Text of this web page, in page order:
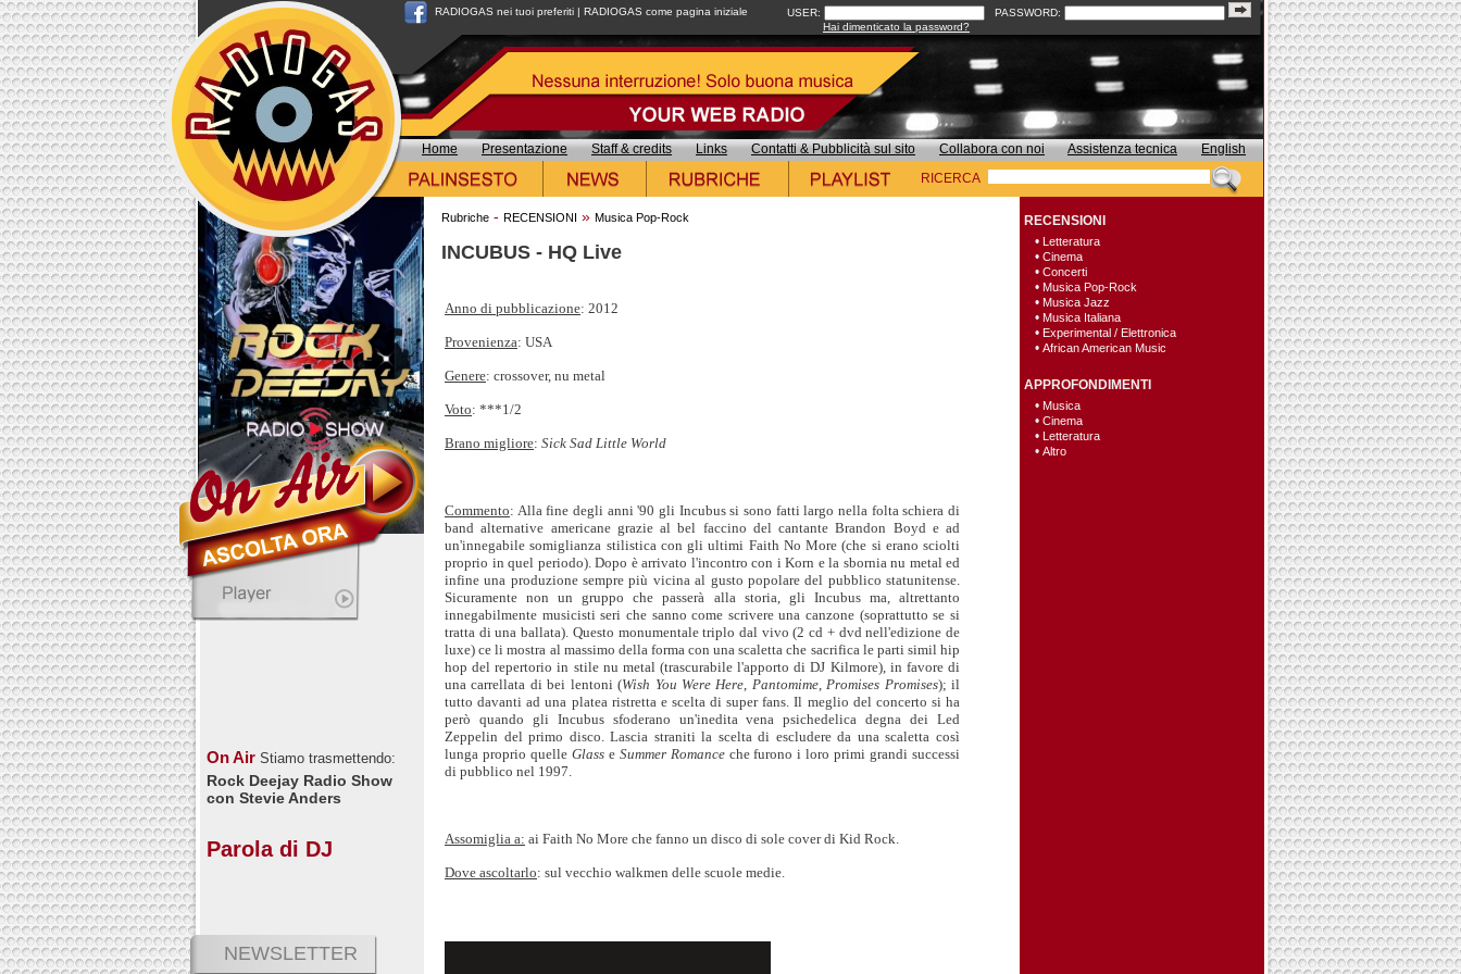
RADIOGAS nei tuoi preferiti | RADIOGAS come pagina iniziale USER:
PASSWORD:
Hai dimenticato la password?
Home Presentazione Staff & credits Links Contatti & Pubblicità sul sito Collabora con noi Assistenza tecnica
English
RICERCA
On Air Stiamo trasmettendo:
Rock Deejay Radio Show
con Stevie Anders
Parola di DJ
NEWSLETTER
Rubriche - RECENSIONI » Musica Pop-Rock
INCUBUS - HQ Live
Anno di pubblicazione: 2012
Provenienza: USA
Genere: crossover, nu metal
Voto: ***1/2
Brano migliore: Sick Sad Little World
Commento: Alla fine degli anni '90 gli Incubus si sono fatti largo nella folta schiera di
band alternative americane grazie al bel faccino del cantante Brandon Boyd e ad
un'innegabile somiglianza stilistica con gli ultimi Faith No More (che si erano sciolti
proprio in quel periodo). Dopo è arrivato l'incontro con i Korn e la sbornia nu metal ed
infine una produzione sempre più vicina al gusto popolare del pubblico statunitense.
Sicuramente non un gruppo che passerà alla storia, gli Incubus ma, altrettanto
innegabilmente musicisti seri che sanno come scrivere una canzone (soprattutto se si
tratta di una ballata). Questo monumentale triplo dal vivo (2 cd + dvd nell'edizione de
luxe) ce li mostra al massimo della forma con una scaletta che sacrifica le parti simil hip
hop del repertorio in stile nu metal (trascurabile l'apporto di DJ Kilmore), in favore di
una carrellata di bei lentoni (Wish You Were Here Pantomime, Promises Promises); il
tutto davanti ad una platea ristretta e scelta di super fans. Il meglio del concerto si ha
però quando gli Incubus sfoderano un'inedita vena psichedelica degna dei Led
Zeppelin del primo disco. Lascia straniti la scelta di escludere da una scaletta così
lunga proprio quelle Glasse Summer Romanceche furono i loro primi grandi successi
di pubblico nel 1997.
Assomiglia a: ai Faith No More che fanno un disco di sole cover di Kid Rock.
Dove ascoltarlo: sul vecchio walkmen delle scuole medie.
RECENSIONI
• Letteratura
• Cinema
• Concerti
• Musica Pop-Rock
• Musica Jazz
• Musica Italiana
• Experimental / Elettronica
• African American Music
APPROFONDIMENTI
• Musica
• Cinema
• Letteratura
• Altro